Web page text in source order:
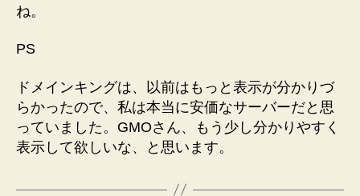
ね。
PS
ドメインキングは、以前はもっと表示が分かりづ
らかったので、私は本当に安価なサーバーだと思
っていました。GMOさん、もう少し分かりやすく
表示して欲しいな、と思います。